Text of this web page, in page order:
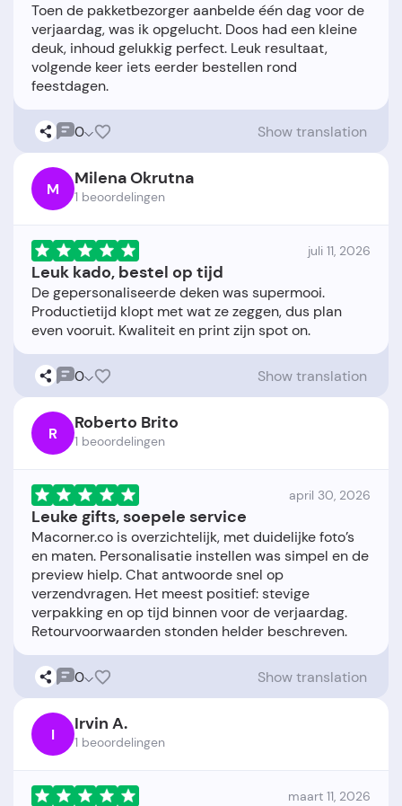
Toen de pakketbezorger aanbelde één dag voor de
verjaardag, was ik opgelucht. Doos had een kleine
deuk, inhoud gelukkig perfect. Leuk resultaat,
volgende keer iets eerder bestellen rond
0 Show translation
M Milena Okrutna
1 beoordelingen
juli 11, 2026
Leuk kado, bestel op tijd
De gepersonaliseerde deken was supermooi.
Productietijd klopt met wat ze zeggen, dus plan
0 Show translation
R Roberto Brito
1 beoordelingen
april 30, 2026
Leuke gifts, soepele service
Macorner.co is overzichtelijk, met duidelijke foto’s
en maten. Personalisatie instellen was simpel en de
preview hielp. Chat antwoorde snel op
verzendvragen. Het meest positief: stevige
verpakking en op tijd binnen voor de verjaardag.
0 Show translation
I Irvin A.
1 beoordelingen
maart 11, 2026